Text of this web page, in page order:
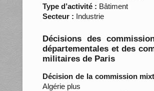
Type d’activité : Bâtiment
Secteur : Industrie
Décisions des
départementales et des
militaires de Paris
Décision de la commission
Algérie plus